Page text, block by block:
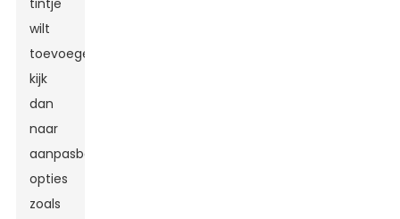
tintje
wilt
toevoegen,
kijk
dan
naar
aanpasbare
opties
zoals